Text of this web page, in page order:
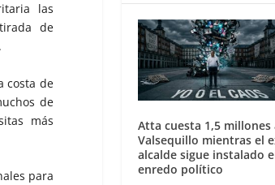
las
de
costa de
de
más
para
Atta cuesta 1,5 millones
Valsequillo mientras el
alcalde sigue instalado
enredo político